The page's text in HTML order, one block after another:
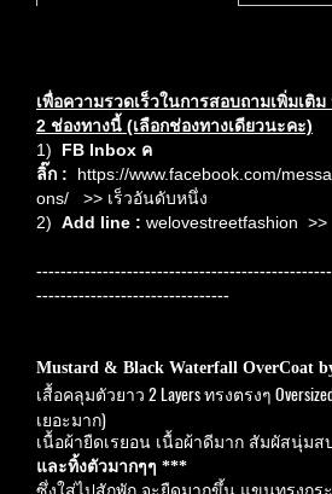
เพื่อความรวดเร็วในการสอบถามเพิ่มเติ
2 ช่องทางนี้ (เลือกช่องทางเดียวนะคะ)
1) FB Inbox ค
ลิ๊ก :
https://www.facebook.com/
ons/
>> เร็วอันดับหนึ่ง
2) Add line : welovestreetfashion >>
--------------------------------
Mustard & Black Waterfall OverCoat
เสื้อคลุมตัวยาว 2 Layers ทรงตรงๆ
เยอะมาก)
เนื้อผ้ายืดเรยอน เนื้อผ้าดีมาก สัมผัสนุ่มส
และทิ้งตัวมากๆๆ ***
ซึ่งใส่ไปสักพัก จะยืดมากขึ้น แขนทรงกร